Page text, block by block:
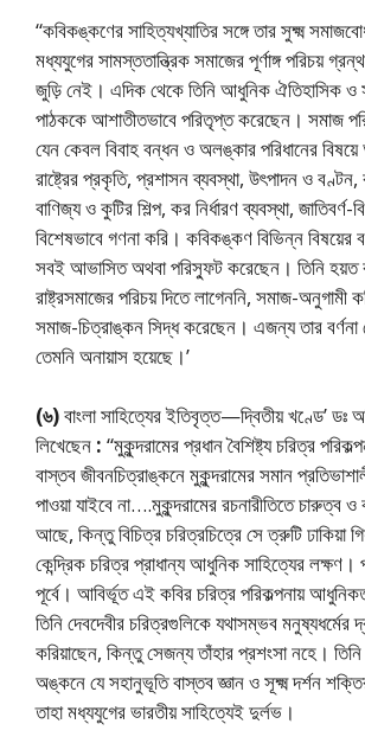
“কবিকঙ্কণের সাহিত্যখ্যাতির সঙ্গে তার সুক্ষ্ম
মধ্যযুগের সামস্ততান্ত্রিক সমাজের পূর্ণাঙ্গ পরিচয়
জুড়ি নেই। এদিক থেকে তিনি আধুনিক ঐতিহাসিক ও
পাঠককে আশাতীতভাবে পরিতৃপ্ত করেছেন। সমাজ
যেন কেবল বিবাহ বন্ধন ও অলঙ্কার পরিধানের
রাষ্ট্রের প্রকৃতি, প্রশাসন ব্যবস্থা, উৎপাদন ও
বাণিজ্য ও কুটির শিল্প, কর নির্ধারণ ব্যবস্থা,
বিশেষভাবে গণনা করি। কবিকঙ্কণ বিভিন্ন বিষয়ের
সবই আভাসিত অথবা পরিস্ফুট করেছেন। তিনি হয়ত
রাষ্ট্রসমাজের পরিচয় দিতে লাগেননি, সমাজ-অনুগামী
সমাজ-চিত্রাঙ্কন সিদ্ধ করেছেন। এজন্য তার বর্ণনা
তেমনি অনায়াস হয়েছে।’
(৬)বাংলা সাহিত্যের ইতিবৃত্ত—দ্বিতীয় খণ্ডে’ ডঃ
লিখেছেন : “মুকুন্দরামের প্রধান বৈশিষ্ট্য চরিত্র
বাস্তব জীবনচিত্রাঙ্কনে মুকুন্দরামের সমান
পাওয়া যাইবে না….মুকুন্দরামের রচনারীতিতে চারুত্ব
আছে, কিন্তু বিচিত্র চরিত্রচিত্রে সে ত্রুটি ঢাকিয়া
কেন্দ্রিক চরিত্র প্রাধান্য আধুনিক সাহিত্যের লক্ষণ।
পূর্বে। আবির্ভূত এই কবির চরিত্র পরিকল্পনায়
তিনি দেবদেবীর চরিত্রগুলিকে যথাসম্ভব মনুষ্যধর্মের
করিয়াছেন, কিন্তু সেজন্য তাঁহার প্রশংসা নহে। তিনি
অঙ্কনে যে সহানুভূতি বাস্তব জ্ঞান ও সূক্ষ্ম দর্শন
তাহা মধ্যযুগের ভারতীয় সাহিত্যেই দুর্লভ।